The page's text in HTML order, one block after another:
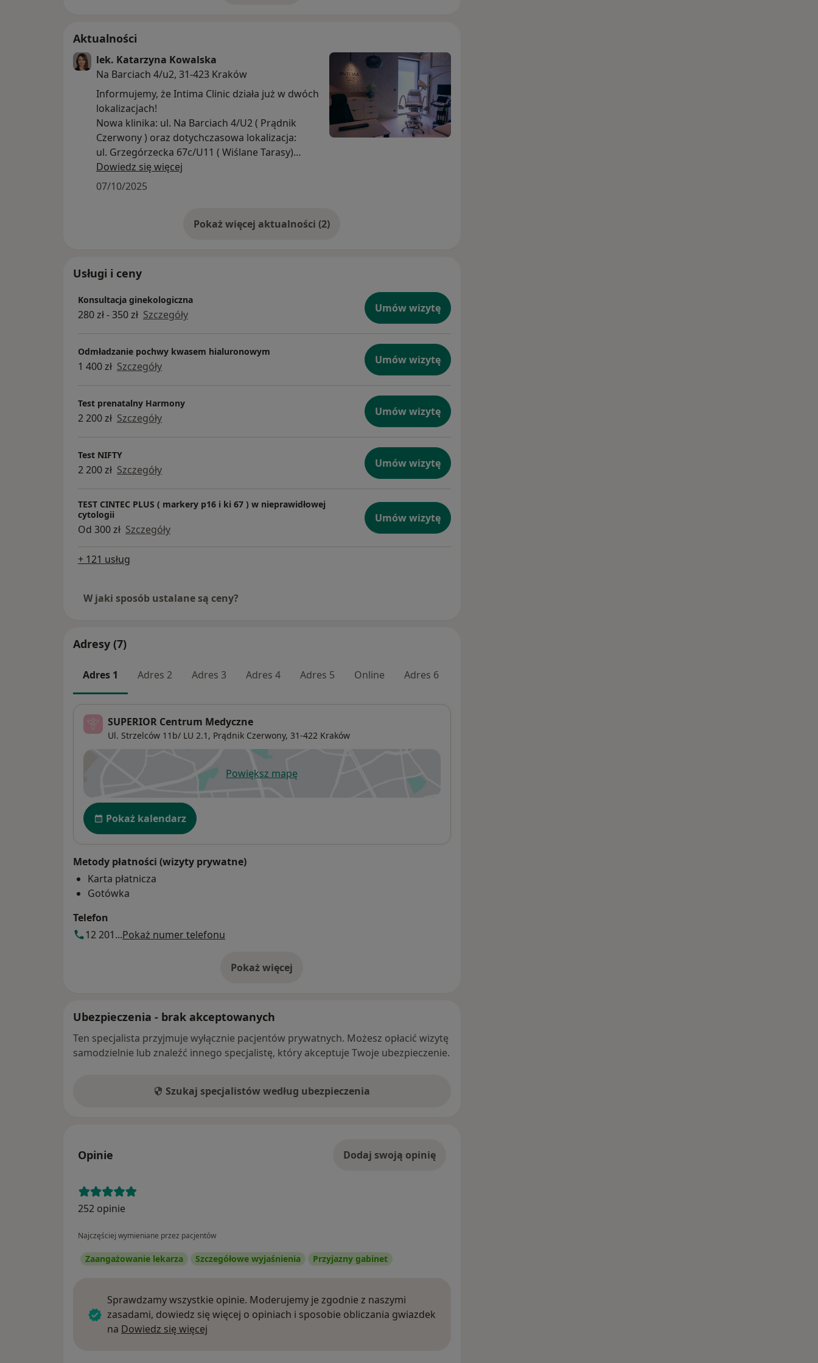
Aktualności
lek. Katarzyna Kowalska
Na Barciach 4/u2, 31-423 Kraków
Informujemy, że Intima Clinic działa już w dwóch
lokalizacjach!
Nowa klinika: ul. Na Barciach 4/U2 ( Prądnik
Czerwony ) oraz dotychczasowa lokalizacja:
ul. Grzegórzecka 67c/U11 ( Wiślane Tarasy)
Lekarz przyjmuje w lokalizacji na ulicy
Grzegorzeckiej.
Ginekologia | Gin. i Połoznictwo I
| Endokrynologia I Flebologia | Diabetologia |
Medycyna estetyczna | Fizjoterapia
uroginekologiczna
Dowiedz się więcej
07/10/2025
Pokaż więcej aktualności (2)
Usługi i ceny
Konsultacja ginekologiczna
280 zł - 350 zł Szczegóły Umów wizytę
Odmładzanie pochwy kwasem hialuronowym
1 400 zł Szczegóły Umów wizytę
Test prenatalny Harmony
2 200 zł Szczegóły Umów wizytę
Test NIFTY
2 200 zł Szczegóły Umów wizytę
TEST CINTEC PLUS ( markery p16 i ki 67 ) w nieprawidłowej
cytologii
Od 300 zł Szczegóły
Umów wizytę
+ 121 usług
W jaki sposób ustalane są ceny?
Adresy (7)
Adres 1 Adres 2 Adres 3 Adres 4 Adres 5 Online Adres 6
SUPERIOR Centrum Medyczne
Ul. Strzelców 11b/ LU 2.1, Prądnik Czerwony, 31-422 Kraków
Powiększ mapęotwiera się w nowej karcie
Dostępność
Pokaż kalendarz
Metody płatności (wizyty prywatne)
Karta płatnicza
Gotówka
Telefon
12 201...Pokaż numer telefonu
Pokaż więcej
o adresie
Ubezpieczenia - brak akceptowanych
Ten specjalista przyjmuje wyłącznie pacjentów prywatnych. Możesz opłacić wizytę
samodzielnie lub znaleźć innego specjalistę, który akceptuje Twoje ubezpieczenie.
Szukaj specjalistów według ubezpieczenia
Opinie Dodaj swoją opinię
252 opinie
Najczęściej wymieniane przez pacjentów
Zaangażowanie lekarza Szczegółowe wyjaśnienia Przyjazny gabinet
Sprawdzamy wszystkie opinie. Moderujemy je zgodnie z naszymi
zasadami, dowiedz się więcej o opiniach i sposobie obliczania gwiazdek
na Dowiedz się więcej